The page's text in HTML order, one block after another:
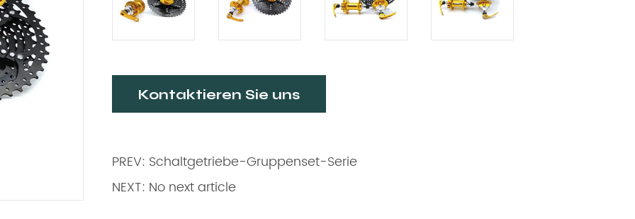
Kontaktieren Sie uns
PREV: Schaltgetriebe-Gruppenset-Serie
NEXT: No next article